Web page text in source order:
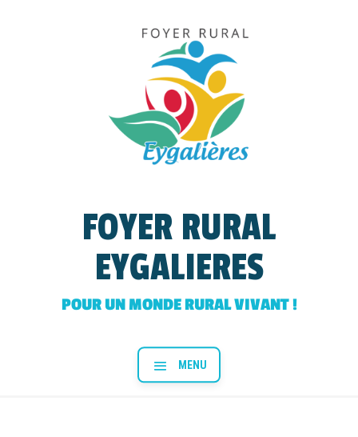
FOYER RURAL
EYGALIERES
POUR UN MONDE RURAL VIVANT !